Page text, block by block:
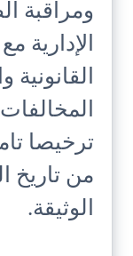
ومراقبة
الإدارية
القانونية
ترخيصا
من تاريخ
الوثيقة.